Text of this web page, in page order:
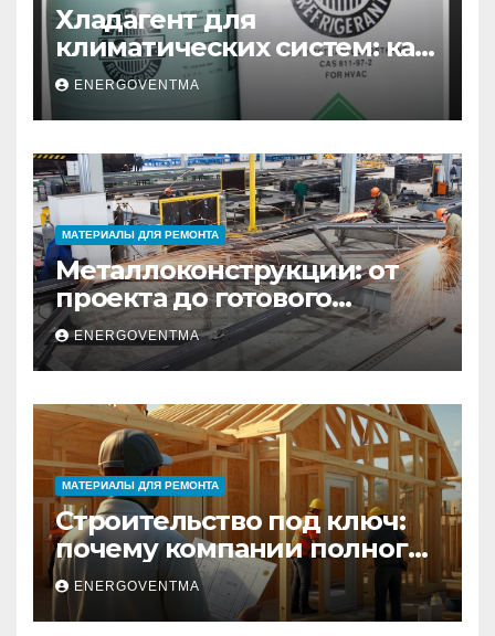
Хладагент для
климатических систем: как
выбрать и купить фреон в
Санкт-Петербурге
ENERGOVENTMA
МАТЕРИАЛЫ ДЛЯ РЕМОНТА
Металлоконструкции: от
проекта до готового
изделия – полный
практический гид
ENERGOVENTMA
МАТЕРИАЛЫ ДЛЯ РЕМОНТА
Строительство под ключ:
почему компании полного
цикла меняют рынок
недвижимости
ENERGOVENTMA